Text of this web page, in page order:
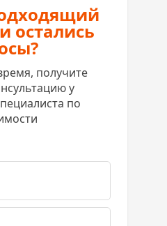
остались
получите
у
по